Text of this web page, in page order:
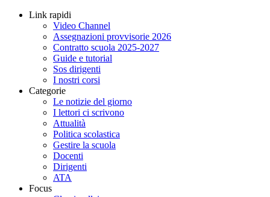
Link rapidi
Video Channel
Assegnazioni provvisorie 2026
Contratto scuola 2025-2027
Guide e tutorial
Sos dirigenti
I nostri corsi
Categorie
Le notizie del giorno
I lettori ci scrivono
Attualità
Politica scolastica
Gestire la scuola
Docenti
Dirigenti
ATA
Focus